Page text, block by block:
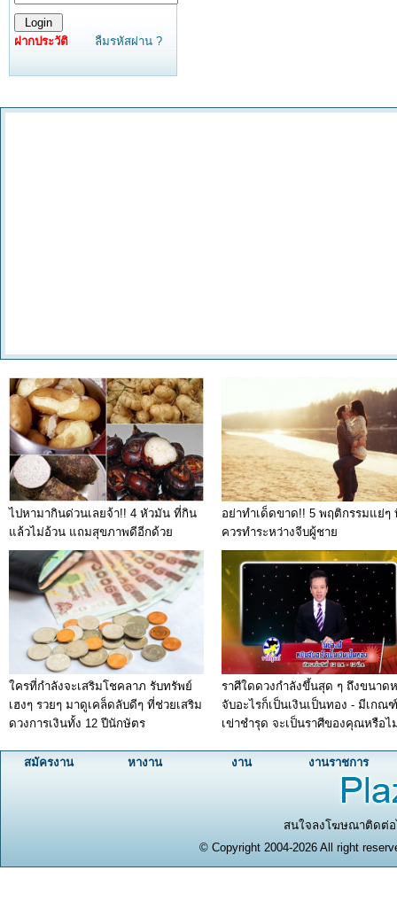
ฝากประวัติ ลืมรหัสผ่าน ?
ไปหามากินด่วนเลยจ้า!! 4 หัวมัน ที่กิน
แล้วไม่อ้วน แถมสุขภาพดีอีกด้วย
อย่าทำเด็ดขาด!! 5 พฤติกรรมแย่ๆ
ควรทำระหว่างจีบผู้ชาย
ใครที่กำลังจะเสริมโชคลาภ รับทรัพย์
เฮงๆ รวยๆ มาดูเคล็ดลับดีๆ ที่ช่วยเสริม
ดวงการเงินทั้ง 12 ปีนักษัตร
ราศีใดดวงกำลังขึ้นสุด ๆ ถึงขนาด
จับอะไรก็เป็นเงินเป็นทอง - มีเกณ
เข่าชำรุด จะเป็นราศีของคุณหรือไ
สมัครงาน หางาน งาน งานราชการ
สนใจลงโฆษณาติดต่อ
© Copyright 2004-2026 All right